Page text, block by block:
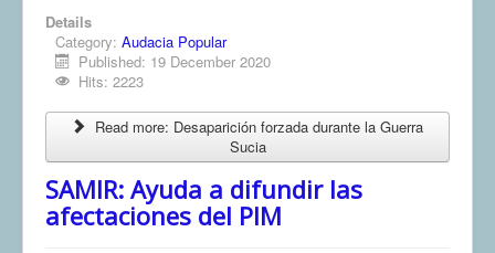
Details
Category: Audacia Popular
Published: 19 December 2020
Hits: 2223
Read more: Desaparición forzada durante la Guerra
Sucia
SAMIR: Ayuda a difundir las
afectaciones del PIM